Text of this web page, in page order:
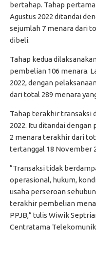
bertahap. Tahap
Agustus 2022 ditandai
sejumlah 7 menara dari
dibeli.
Tahap kedua
pembelian 106 menara.
2022, dengan
dari total 289 menara
Tahap terakhir transaksi
2022. Itu ditandai
2 menara terakhir dari
tertanggal 18 November
”Transaksi tidak
operasional, hukum,
usaha perseroan
terakhir pembelian
PPJB,” tulis Wiwik
Centratama